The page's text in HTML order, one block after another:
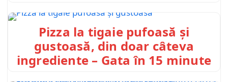
Pizza la tigaie pufoasă și
gustoasă, din doar câteva
ingrediente – Gata în 15 minute